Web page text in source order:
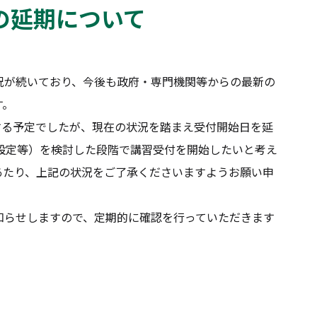
期について
続いており、今後も政府・専門機関等からの最新の
定でしたが、現在の状況を踏まえ受付開始日を延
等）を検討した段階で講習受付を開始したいと考え
り、上記の状況をご了承くださいますようお願い申
せしますので、定期的に確認を行っていただきます